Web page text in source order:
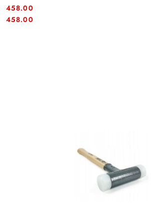
Cena:
458.00
Cena:
458.00